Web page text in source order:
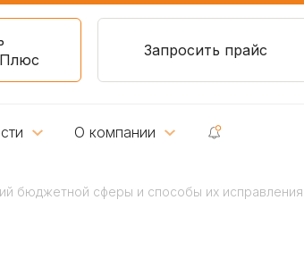
Запросить прайс
О компании
бюджетной сферы и способы их исправления